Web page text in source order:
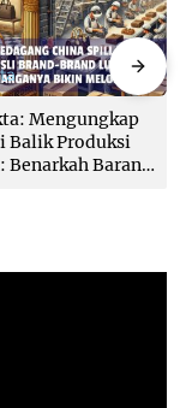
Mengungkap
Balik Produksi
Benarkah Barang